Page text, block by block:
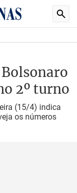
2º turno
(15/4) indica
os números